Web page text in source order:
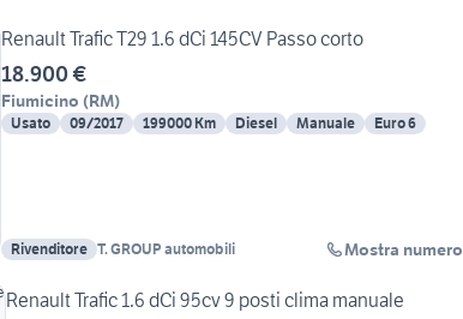
Renault Trafic T29 1.6 dCi 145CV Passo corto
18.900 €
Fiumicino (RM)
Usato 09/2017 199000 Km Diesel Manuale Euro 6
Rivenditore T. GROUP automobili Mostra numero
Renault Trafic 1.6 dCi 95cv 9 posti clima manuale